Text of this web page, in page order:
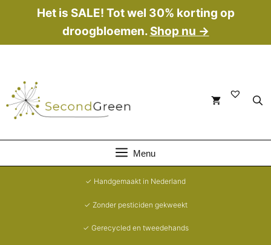
de
Het is SALE! Tot wel 30% korting op
droogbloemen. Shop nu →
Menu
✓ Handgemaakt in Nederland
✓ Zonder pesticiden gekweekt
✓ Gerecycled en tweedehands